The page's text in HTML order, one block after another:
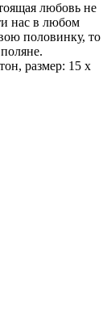
любовь не
нас в любом
половинку, то
поляне.
размер: 15 х